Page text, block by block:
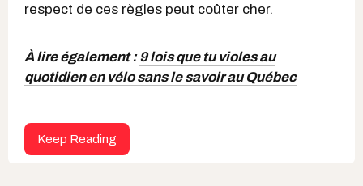
respect de ces règles peut coûter cher.
À lire également :9 lois que tu violes au
quotidien en vélo sans le savoir au Québec
Keep Reading